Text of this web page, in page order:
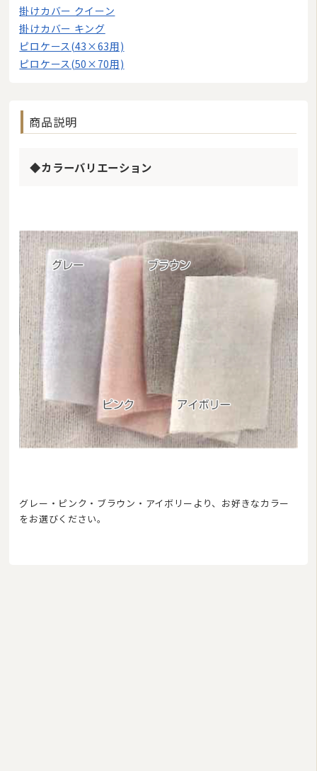
掛けカバー クイーン
掛けカバー キング
ピロケース(43×63用)
ピロケース(50×70用)
商品説明
◆カラーバリエーション
グレー・ピンク・ブラウン・アイボリーより、お好きなカラー
をお選びください。